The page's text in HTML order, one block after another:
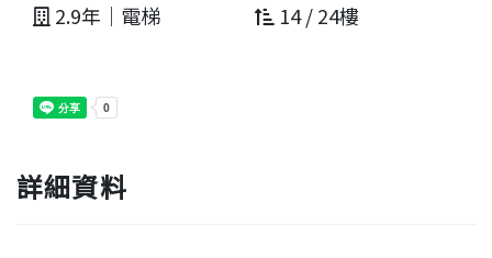
2.9年｜電梯
14 / 24樓
詳細資料